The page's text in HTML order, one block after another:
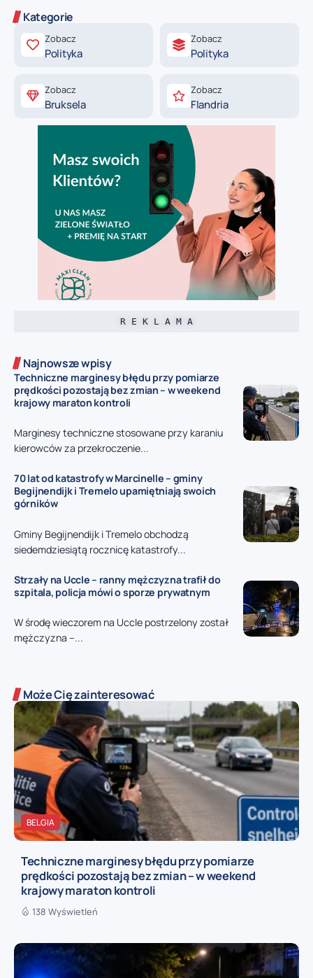
Kategorie
Zobacz
Polityka
Zobacz
Polityka
Zobacz
Bruksela
Zobacz
Flandria
R E K L A M A
Najnowsze wpisy
Techniczne marginesy błędu przy pomiarze
prędkości pozostają bez zmian – w weekend
krajowy maraton kontroli
Marginesy techniczne stosowane przy karaniu
kierowców za przekroczenie...
70 lat od katastrofy w Marcinelle – gminy
Begijnendijk i Tremelo upamiętniają swoich
górników
Gminy Begijnendijk i Tremelo obchodzą
siedemdziesiątą rocznicę katastrofy...
Strzały na Uccle – ranny mężczyzna trafił do
szpitala, policja mówi o sporze prywatnym
W środę wieczorem na Uccle postrzelony został
mężczyzna –...
Może Cię zainteresować
BELGIA
Techniczne marginesy błędu przy pomiarze
prędkości pozostają bez zmian – w weekend
krajowy maraton kontroli
138 Wyświetleń